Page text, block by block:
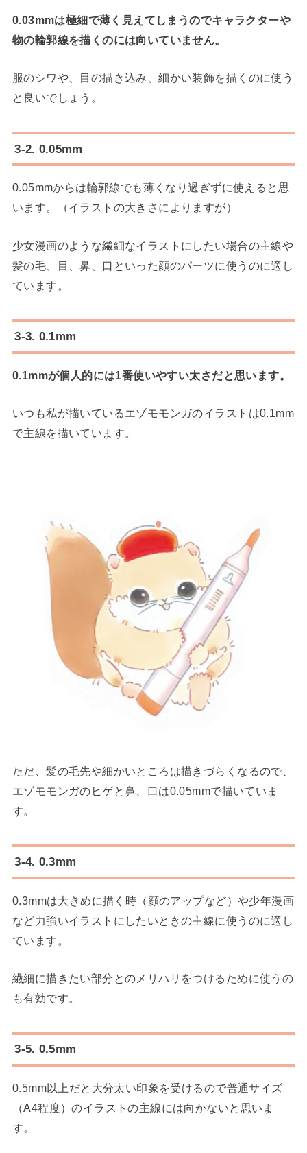
0.03mmは極細で薄く見えてしまうのでキャラクターや
物の輪郭線を描くのには向いていません。
服のシワや、目の描き込み、細かい装飾を描くのに使う
と良いでしょう。
3-2. 0.05mm
0.05mmからは輪郭線でも薄くなり過ぎずに使えると思
います。（イラストの大きさによりますが）
少女漫画のような繊細なイラストにしたい場合の主線や
髪の毛、目、鼻、口といった顔のパーツに使うのに適し
ています。
3-3. 0.1mm
0.1mmが個人的には1番使いやすい太さだと思います。
いつも私が描いているエゾモモンガのイラストは0.1mm
で主線を描いています。
ただ、髪の毛先や細かいところは描きづらくなるので、
エゾモモンガのヒゲと鼻、口は0.05mmで描いていま
す。
3-4. 0.3mm
0.3mmは大きめに描く時（顔のアップなど）や少年漫画
など力強いイラストにしたいときの主線に使うのに適し
ています。
繊細に描きたい部分とのメリハリをつけるために使うの
も有効です。
3-5. 0.5mm
0.5mm以上だと大分太い印象を受けるので普通サイズ
（A4程度）のイラストの主線には向かないと思いま
す。